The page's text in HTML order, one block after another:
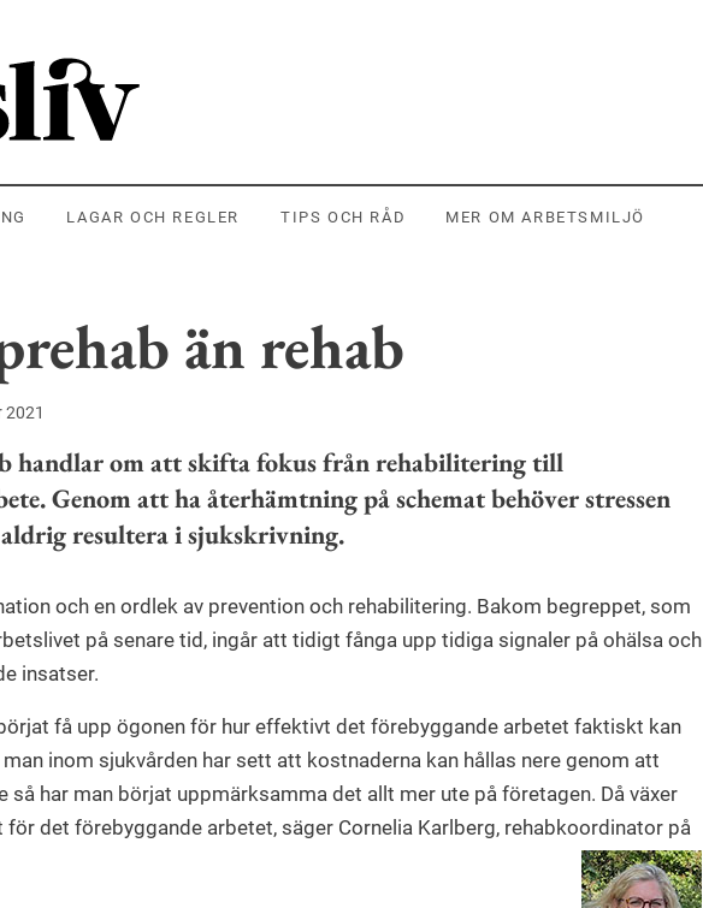
LAGAR OCH REGLER TIPS OCH RÅD MER OM ARBETSMILJÖ
än rehab
2021
handlar om att skifta fokus från rehabilitering till
Genom att ha återhämtning på schemat behöver stressen
resultera i sjukskrivning.
och en ordlek av prevention och rehabilitering. Bakom begreppet, som
på senare tid, ingår att tidigt fånga upp tidiga signaler på ohälsa och
insatser.
få upp ögonen för hur effektivt det förebyggande arbetet faktiskt kan
inom sjukvården har sett att kostnaderna kan hållas nere genom att
så har man börjat uppmärksamma det allt mer ute på företagen. Då växer
det förebyggande arbetet, säger Cornelia Karlberg, rehabkoordinator på